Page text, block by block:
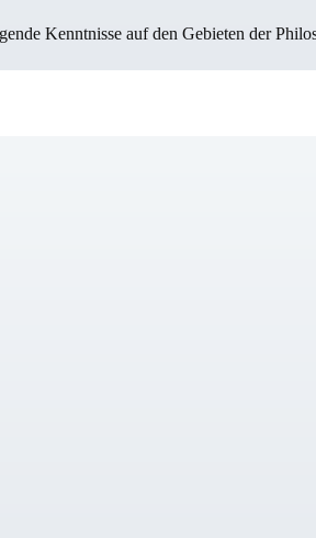
Kenntnisse auf den Gebieten der